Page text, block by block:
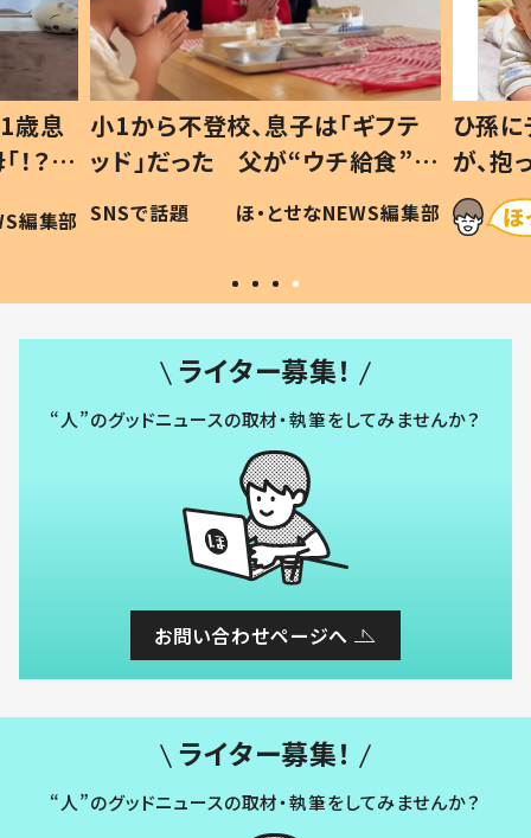
歳息
？」
編集部
小1から不登校、息子は「ギフテ
ッド」だった 父が“ウチ給食”を
作り続ける理由とは #令和の親
#令和の子
SNSで話題 ほ・とせなNEWS編集部
ひ孫
が、
「涙が
い」
ライター募集！
“人”のグッドニュースの取材・執筆をしてみませんか？
お問い合わせページへ
ライター募集！
“人”のグッドニュースの取材・執筆をしてみませんか？